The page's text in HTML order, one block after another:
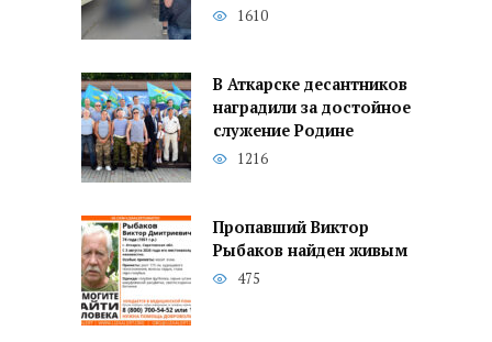
1610
В Аткарске десантников
наградили за достойное
служение Родине
1216
Пропавший Виктор
Рыбаков найден живым
475